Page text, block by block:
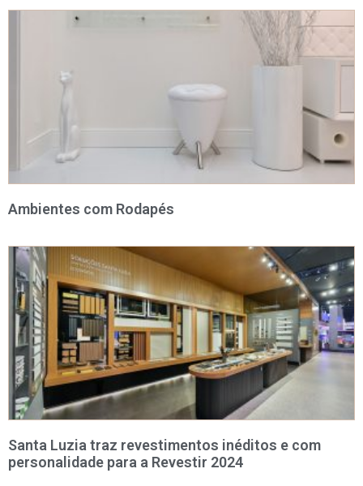
Ambientes com Rodapés
Santa Luzia traz revestimentos inéditos e com
personalidade para a Revestir 2024